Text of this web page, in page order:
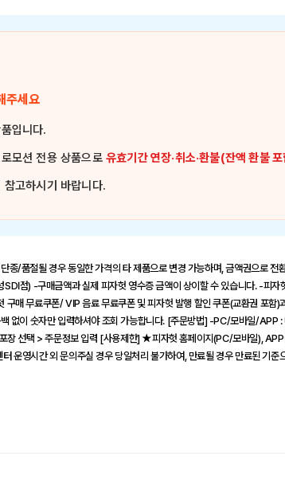
주세요
입니다.
모션 전용 상품으로유효기간 연장·취소·환불(잔액 환불
참고하시기 바랍니다.
종/품절될 경우 동일한 가격의 타 제품으로 변경 가능하며, 금액권으로
점) -구매금액과 실제 피자헛 영수증 금액이 상이할 수 있습니다. -피자
구매 무료쿠폰/ VIP 음료 무료쿠폰 및 피자헛 발행 할인 쿠폰(교환권 포함
없이 숫자만 입력하셔야 조회 가능합니다. [주문방법] -PC/모바일/APP
장 선택 > 주문정보 입력 [사용제한] ★피자헛 홈페이지(PC/모바일),
운영시간 외 문의주실 경우 당일처리 불가하여, 만료될 경우 만료된 기준